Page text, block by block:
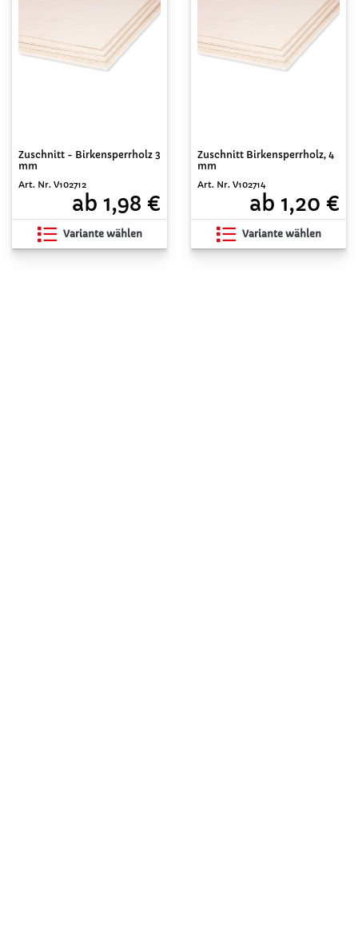
Zuschnitt - Birkensperrholz 3
mm
Art. Nr. V102712
ab 1,98 €
Variante wählen
Zuschnitt Birkensperrholz, 4
mm
Art. Nr. V102714
ab 1,20 €
Variante wählen